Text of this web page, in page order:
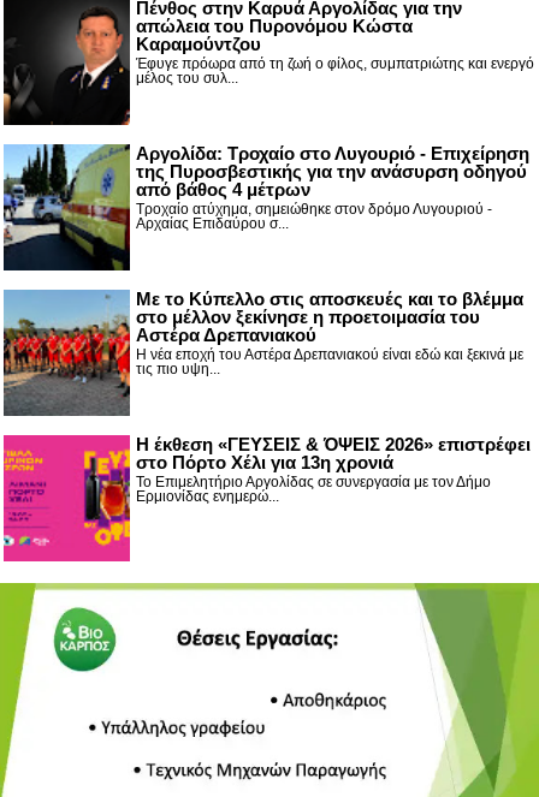
Πένθος στην Καρυά Αργολίδας για την
απώλεια του Πυρονόμου Κώστα
Καραμούντζου
Έφυγε πρόωρα από τη ζωή ο φίλος, συμπατριώτης και ενεργό
μέλος του συλ...
Αργολίδα: Τροχαίο στο Λυγουριό - Επιχείρηση
της Πυροσβεστικής για την ανάσυρση οδηγού
από βάθος 4 μέτρων
Τροχαίο ατύχημα, σημειώθηκε στον δρόμο Λυγουριού -
Αρχαίας Επιδαύρου σ...
Με το Κύπελλο στις αποσκευές και το βλέμμα
στο μέλλον ξεκίνησε η προετοιμασία του
Αστέρα Δρεπανιακού
Η νέα εποχή του Αστέρα Δρεπανιακού είναι εδώ και ξεκινά με
τις πιο υψη...
Η έκθεση «ΓΕΥΣΕΙΣ & ΌΨΕΙΣ 2026» επιστρέφει
στο Πόρτο Χέλι για 13η χρονιά
Το Επιμελητήριο Αργολίδας σε συνεργασία με τον Δήμο
Ερμιονίδας ενημερώ...